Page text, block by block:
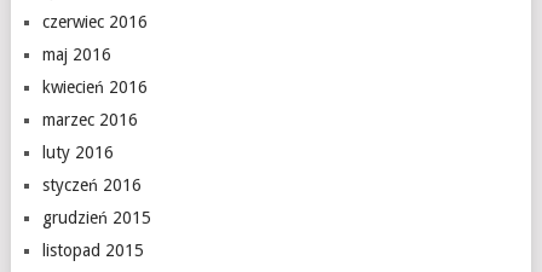
czerwiec 2016
maj 2016
kwiecień 2016
marzec 2016
luty 2016
styczeń 2016
grudzień 2015
listopad 2015